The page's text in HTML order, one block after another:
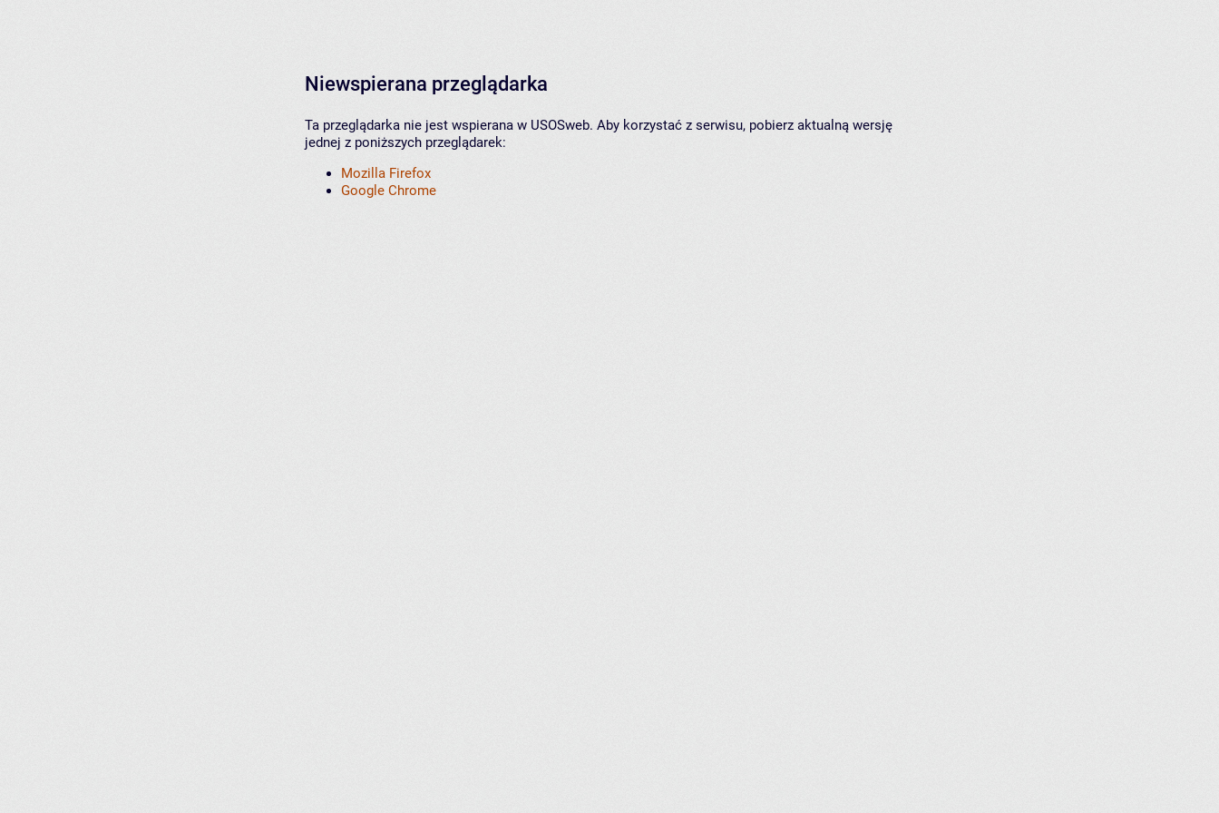
Niewspierana przeglądarka
Ta przeglądarka nie jest wspierana w USOSweb. Aby korzystać z serwisu, pobierz aktualną wersję
jednej z poniższych przeglądarek:
Mozilla Firefox
Google Chrome